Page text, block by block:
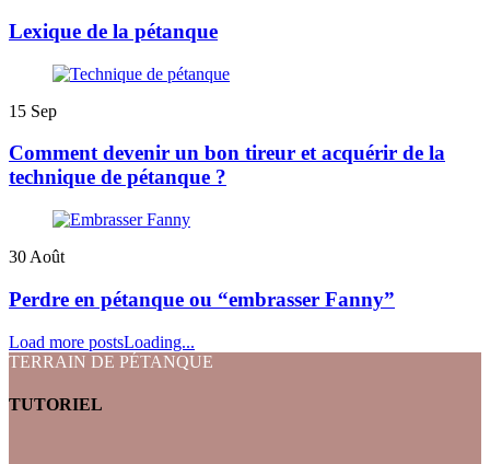
Lexique de la pétanque
15 Sep
Comment devenir un bon tireur et acquérir de la
technique de pétanque ?
30 Août
Perdre en pétanque ou “embrasser Fanny”
Load more postsLoading...
TERRAIN DE PÉTANQUE
TUTORIEL